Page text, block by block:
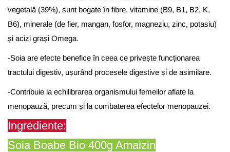
vegetală (39%), sunt bogate în fibre, vitamine (B9, B1, B2, K,
B6), minerale (de fier, mangan, fosfor, magneziu, zinc, potasiu)
și acizi grași Omega.
-Soia are efecte benefice în ceea ce privește funcționarea
tractului digestiv, ușurând procesele digestive și de asimilare.
-Contribuie la echilibrarea organismului femeilor aflate la
menopauză, precum și la combaterea efectelor menopauzei.
Ingrediente:
Soia Boabe Bio 400g Amaizin